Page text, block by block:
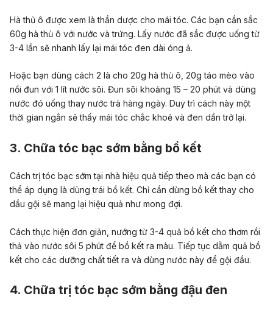
Hà thủ ô được xem là thần dược cho mái tóc. Các bạn cần sắc
60g hà thủ ô với nước và trứng. Lấy nước đã sắc được uống từ
3-4 lần sẽ nhanh lấy lại mái tóc đen dài óng ả.
Hoặc bạn dùng cách 2 là cho 20g hà thủ ô, 20g táo mèo vào
nồi đun với 1 lít nước sôi. Đun sôi khoảng 15 – 20 phút và dùng
nước đó uống thay nước trà hàng ngày. Duy trì cách này một
thời gian ngắn sẽ thấy mái tóc chắc khoẻ và đen dần trở lại.
3. Chữa tóc bạc sớm bằng bồ kết
Cách trị tóc bạc sớm tại nhà hiệu quả tiếp theo mà các bạn có
thể áp dụng là dùngtrái bồ kết. Chỉ cần dùng bồ kết thay cho
dầu gội sẽ mang lại hiệu quả như mong đợi.
Cách thực hiện đơn giản, nướng từ 3-4 quả bồ kết cho thơm rồi
thả vào nước sôi 5 phút để bồ kết ra màu. Tiếp tục dằm quả bồ
kết cho các dưỡng chất tiết ra và dùng nước này để gội đầu.
4. Chữa trị tóc bạc sớm bằng đậu đen